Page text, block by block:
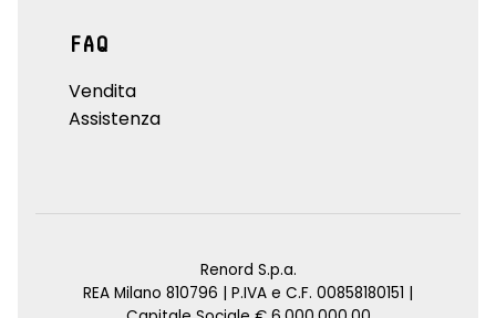
FAQ
Vendita
Assistenza
Renord S.p.a.
REA Milano 810796 | P.IVA e C.F. 00858180151 |